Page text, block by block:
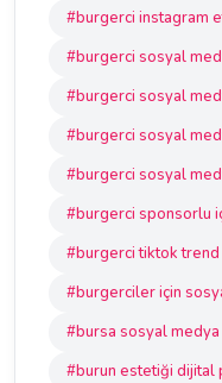
#burgerci instagram
#burgerci sosyal
#burgerci sosyal
#burgerci sosyal
#burgerci sosyal
#burgerci sponsorlu
#burgerci tiktok
#burgerciler için
#bursa sosyal medya
#burun estetiği dijital